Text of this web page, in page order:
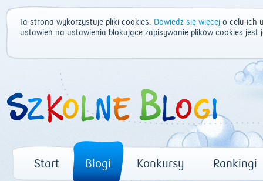
Ta strona wykorzystuje pliki cookies. Dowiedz się więcej o celu ich
ustawień na ustawienia blokujące zapisywanie plików cookies
Start Blogi Konkursy Rankingi